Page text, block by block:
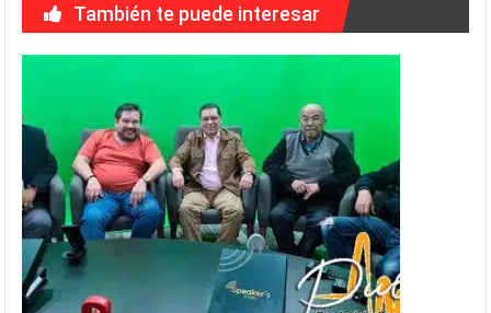
También te puede interesar